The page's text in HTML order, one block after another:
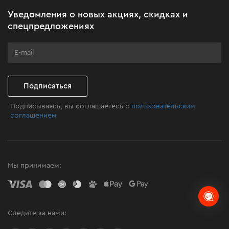
Клуб мастерства
Уведомления о новых акциях, скидках и
спецпредложениях
Подписаться
Подписываясь, вы соглашаетесь с пользовательским
соглашением
Мы принимаем:
Следите за нами: